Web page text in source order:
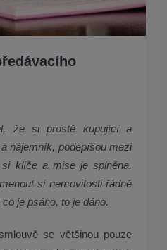
že si prostě kupující a
nájemník, podepíšou mezi
klíče a mise je splněna.
si nemovitosti řádně
je psáno, to je dáno.
se většinou pouze